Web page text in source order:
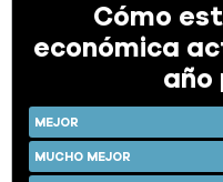
Cómo
económica
año
MEJOR
MUCHO MEJOR